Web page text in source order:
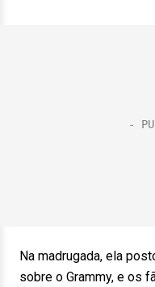
Na madrugada, ela
sobre o Grammy, e os